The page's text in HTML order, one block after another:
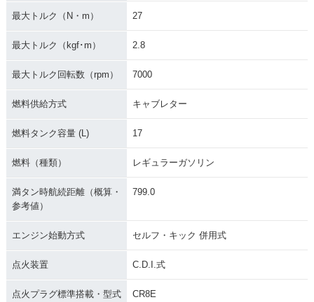
最大トルク（N・m） 27
最大トルク（kgf･m） 2.8
最大トルク回転数（rpm） 7000
燃料供給方式 キャブレター
燃料タンク容量 (L) 17
燃料（種類） レギュラーガソリン
満タン時航続距離（概算・
参考値）
799.0
エンジン始動方式 セルフ・キック 併用式
点火装置 C.D.I.式
点火プラグ標準搭載・型式 CR8E